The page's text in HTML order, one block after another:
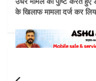
के खिलाफ मामला दर्ज कर